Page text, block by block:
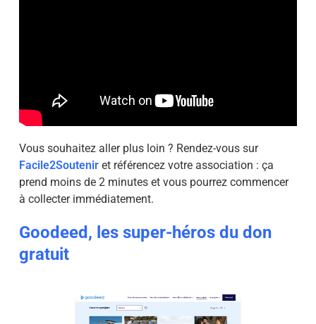
Vous souhaitez aller plus loin ? Rendez-vous sur
Facile2Souteniret référencez votre association : ça
prend moins de 2 minutes et vous pourrez commencer
à collecter immédiatement.
Goodeed, les super-héros du don
gratuit